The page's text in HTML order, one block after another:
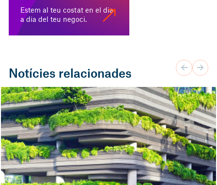
Estem al teu costat en el dia
a dia del teu negoci.
Notícies relacionades